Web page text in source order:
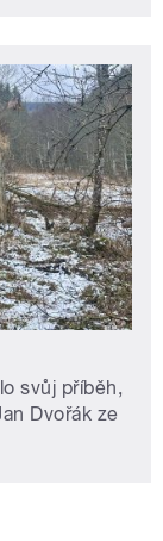
svůj příběh,
Dvořák ze